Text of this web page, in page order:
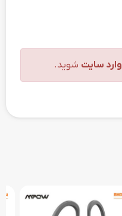
وارد سایت شوید.